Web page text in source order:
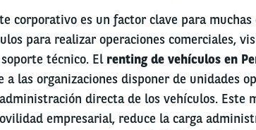
corporativo es un factor clave para muchas
para realizar operaciones comerciales,
técnico. El renting de vehículos en
las organizaciones disponer de unidades
directa de los vehículos. Este
empresarial, reduce la carga